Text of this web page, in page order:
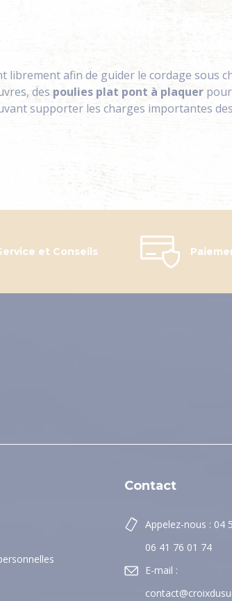
librement afin de guider le cordage sous
despoulies plat pont à plaquer
supporter les charges importantes
et Conseils
Contact
Appelez-nous : 04
06 41 76 01 74
E-mail :